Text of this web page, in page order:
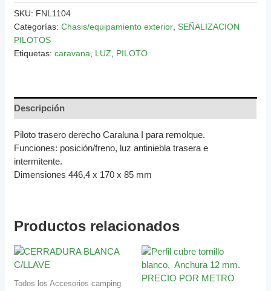
SKU: FNL1104
Categorías:Chasis/equipamiento exterior,SEÑALIZACION
PILOTOS
Etiquetas:caravana, LUZ, PILOTO
Descripción
Piloto trasero derecho Caraluna I para remolque.
Funciones: posición/freno, luz antiniebla trasera e
intermitente.
Dimensiones 446,4 x 170 x 85 mm
Productos relacionados
Todos los Accesorios camping